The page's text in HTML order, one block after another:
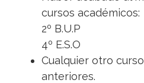
cursos académicos:
2º B.U.P
4º E.S.O
Cualquier otro
anteriores.